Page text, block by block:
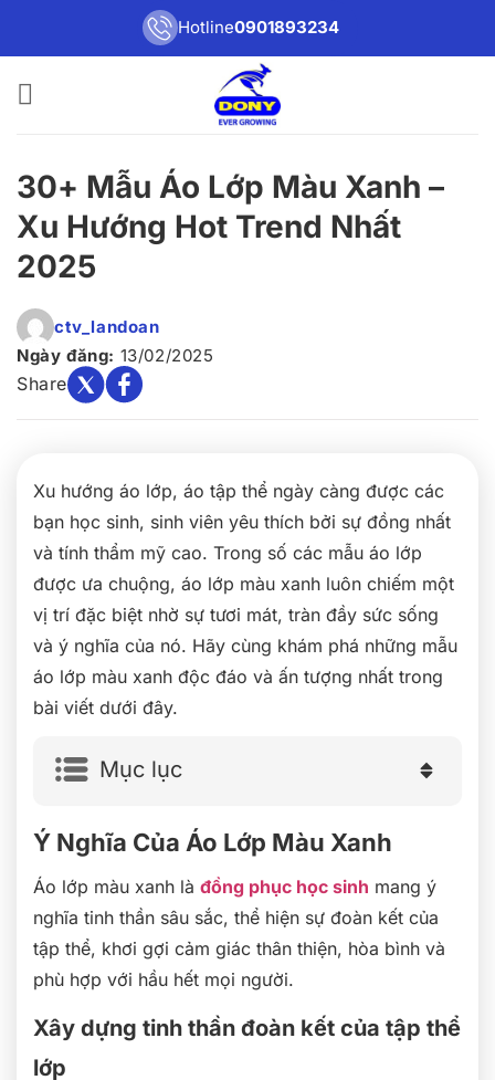
Hotline0901893234
30+ Mẫu Áo Lớp Màu Xanh –
Xu Hướng Hot Trend Nhất
2025
ctv_landoan
Ngày đăng: 13/02/2025
Share
Xu hướng áo lớp, áo tập thể ngày càng được các
bạn học sinh, sinh viên yêu thích bởi sự đồng nhất
và tính thẩm mỹ cao. Trong số các mẫu áo lớp
được ưa chuộng, áo lớp màu xanh luôn chiếm một
vị trí đặc biệt nhờ sự tươi mát, tràn đầy sức sống
và ý nghĩa của nó. Hãy cùng khám phá những mẫu
áo lớp màu xanh độc đáo và ấn tượng nhất trong
bài viết dưới đây.
Mục lục
Ý Nghĩa Của Áo Lớp Màu Xanh
Áo lớp màu xanh là đồng phục học sinh mang ý
nghĩa tinh thần sâu sắc, thể hiện sự đoàn kết của
tập thể, khơi gợi cảm giác thân thiện, hòa bình và
phù hợp với hầu hết mọi người.
Xây dựng tinh thần đoàn kết của tập thể
lớp